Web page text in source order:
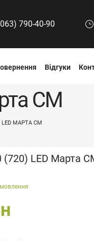
790-40-90
Відгуки
СМ
LED МАРТА СМ
(720) LED Марта